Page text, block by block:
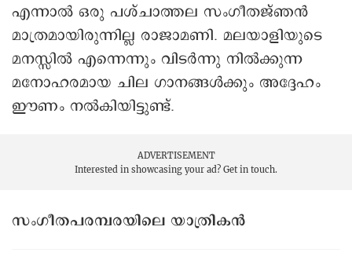
എന്നാല്‍ ഒരു പശ്ചാത്തല സംഗീതജ്ഞന്‍
മാത്രമായിരുന്നില്ല രാജാമണി. മലയാളിയുടെ
മനസ്സിൽ എന്നെന്നും വിടർന്നു നില്‍ക്കുന്ന
മനോഹരമായ ചില ഗാനങ്ങൾക്കും അദ്ദേഹം
ഈണം നൽകിയിട്ടുണ്ട്.
ADVERTISEMENT
Interested in showcasing your ad? Get in touch.
സംഗീതപരമ്പരയിലെ യാത്രികൻ